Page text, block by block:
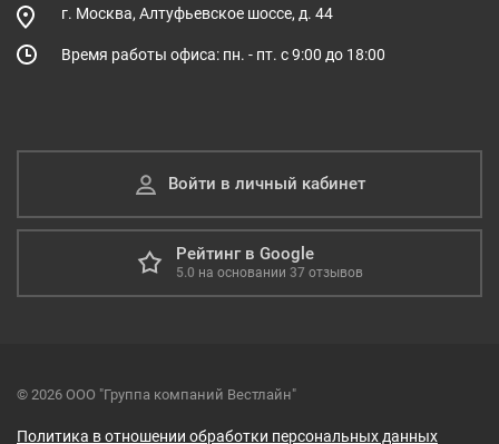
г. Москва, Алтуфьевское шоссе, д. 44
Время работы офиса: пн. - пт. с 9:00 до 18:00
Войти в личный кабинет
Рейтинг в Google
5.0 на основании 37отзывов
© 2026 ООО "Группа компаний Вестлайн"
Политика в отношении обработки персональных данных